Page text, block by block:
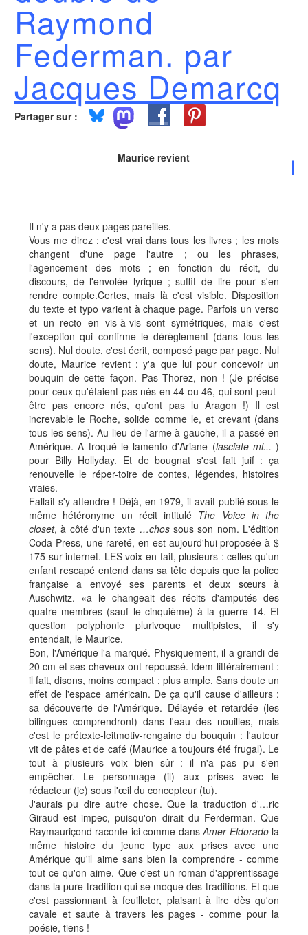
Raymond
Federman. par
Jacques Demarcq
Partager sur :
Maurice revient
Il n'y a pas deux pages pareilles.
Vous me direz : c'est vrai dans tous les livres ; les mots
changent d'une page l'autre ; ou les phrases,
l'agencement des mots ; en fonction du récit, du
discours, de l'envolée lyrique ; suffit de lire pour s'en
rendre compte.Certes, mais là c'est visible. Disposition
du texte et typo varient à chaque page. Parfois un verso
et un recto en vis-à-vis sont symétriques, mais c'est
l'exception qui confirme le dérèglement (dans tous les
sens). Nul doute, c'est écrit, composé page par page. Nul
doute, Maurice revient : y'a que lui pour concevoir un
bouquin de cette façon. Pas Thorez, non ! (Je précise
pour ceux qu'étaient pas nés en 44 ou 46, qui sont peut-
être pas encore nés, qu'ont pas lu Aragon !) Il est
increvable le Roche, solide comme le, et crevant (dans
tous les sens). Au lieu de l'arme à gauche, il a passé en
Amérique. A troqué le lamento d'Ariane (lasciate mi... )
pour Billy Hollyday. Et de bougnat s'est fait juif : ça
renouvelle le réper-toire de contes, légendes, histoires
vraies.
Fallait s'y attendre ! Déjà, en 1979, il avait publié sous le
même hétéronyme un récit intitulé The Voice in the
closet, à côté d'un texte …chossous son nom. L'édition
Coda Press, une rareté, en est aujourd'hui proposée à $
175 sur internet. LES voix en fait, plusieurs : celles qu'un
enfant rescapé entend dans sa tête depuis que la police
française a envoyé ses parents et deux sœurs à
Auschwitz. «a le changeait des récits d'amputés des
quatre membres (sauf le cinquième) à la guerre 14. Et
question polyphonie plurivoque multipistes, il s'y
entendait, le Maurice.
Bon, l'Amérique l'a marqué. Physiquement, il a grandi de
20 cm et ses cheveux ont repoussé. Idem littérairement :
il fait, disons, moins compact ; plus ample. Sans doute un
effet de l'espace américain. De ça qu'il cause d'ailleurs :
sa découverte de l'Amérique. Délayée et retardée (les
bilingues comprendront) dans l'eau des nouilles, mais
c'est le prétexte-leitmotiv-rengaine du bouquin : l'auteur
vit de pâtes et de café (Maurice a toujours été frugal). Le
tout à plusieurs voix bien sûr : il n'a pas pu s'en
empêcher. Le personnage (il) aux prises avec le
rédacteur (je) sous l'œil du concepteur (tu).
J'aurais pu dire autre chose. Que la traduction d'…ric
Giraud est impec, puisqu'on dirait du Ferderman. Que
Raymauriçond raconte ici comme dansAmer Eldoradola
même histoire du jeune type aux prises avec une
Amérique qu'il aime sans bien la comprendre - comme
tout ce qu'on aime. Que c'est un roman d'apprentissage
dans la pure tradition qui se moque des traditions. Et que
c'est passionnant à feuilleter, plaisant à lire dès qu'on
cavale et saute à travers les pages - comme pour la
poésie, tiens !